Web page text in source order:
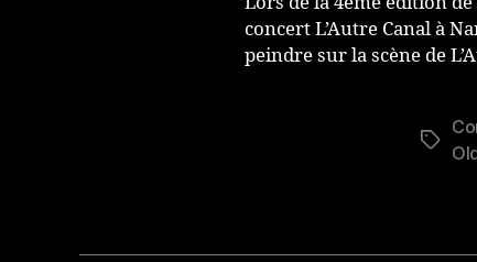
concert L’Autre Canal à
peindre sur la scène de